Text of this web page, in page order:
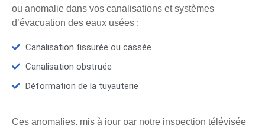
ou anomalie dans vos canalisations et systèmes
d’évacuation des eaux usées :
Canalisation fissurée ou cassée
Canalisation obstruée
Déformation de la tuyauterie
Ces anomalies, mis à jour par notre inspection télévisée